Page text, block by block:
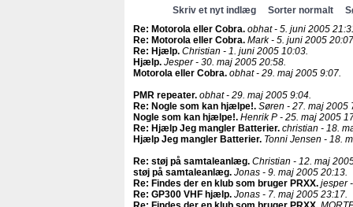
Skriv et nyt indlæg
Sorter normalt
Re: Motorola eller Cobra. obhat - 5. juni 2005
Re: Motorola eller Cobra. Mark - 5. juni 2005
Re: Hjælp. Christian - 1. juni 2005 10:03.
Hjælp. Jesper - 30. maj 2005 20:58.
Motorola eller Cobra. obhat - 29. maj 2005 9:07.
PMR repeater. obhat - 29. maj 2005 9:04.
Re: Nogle som kan hjælpe!. Søren - 27. maj 2005
Nogle som kan hjælpe!. Henrik P - 25. maj 2005
Re: Hjælp Jeg mangler Batterier. christian - 18.
Hjælp Jeg mangler Batterier. Tonni Jensen - 18.
Re: støj på samtaleanlæg. Christian - 12. maj
støj på samtaleanlæg. Jonas - 9. maj 2005 20:13.
Re: Findes der en klub som bruger PRXX. jesper
Re: GP300 VHF hjælp. Jonas - 7. maj 2005 23:17.